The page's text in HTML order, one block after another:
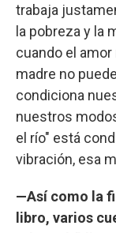
trabaja
la pobreza y la
cuando el amor
madre no
condiciona
nuestros
el río" está
vibración, esa
—Así como la
libro, varios